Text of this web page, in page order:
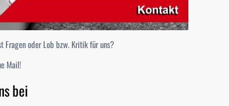
Fragen oder Lob bzw. Kritik für uns?
Mail!
bei